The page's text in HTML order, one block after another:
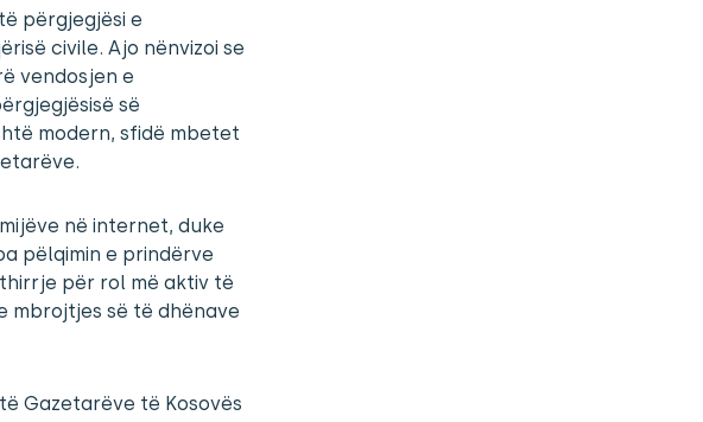
përgjegjësi e
civile. Ajo nënvizoi se
vendosjen e
së
modern, sfidë mbetet
në internet, duke
pëlqimin e prindërve
për rol më aktiv të
mbrojtjes së të dhënave
Gazetarëve të Kosovës